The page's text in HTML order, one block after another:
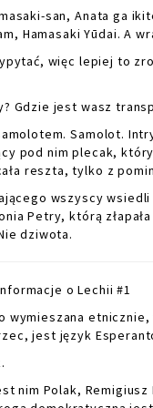
san, Anata ga
Hamasaki Yūdai. A
więc lepiej to
Gdzie jest wasz
Samolot.
pod nim plecak,
reszta, tylko z
wszyscy wsiedli
Petry, którą
dziwota.
o Lechii #1
jest język
nim Polak, Remigiusz